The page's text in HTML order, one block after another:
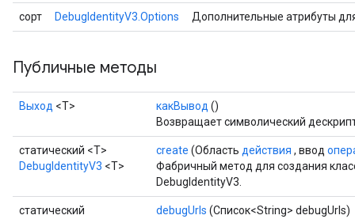
сорт DebugIdentityV3.Options Дополнительные атрибуты
Публичные методы
Выход <Т> какВывод ()
Возвращает символический
статический <T>
DebugIdentityV3 <T>
create (Область действия , ввод
Фабричный метод для создания
DebugIdentityV3.
статический
debugUrls (Список<String> debugUrls)